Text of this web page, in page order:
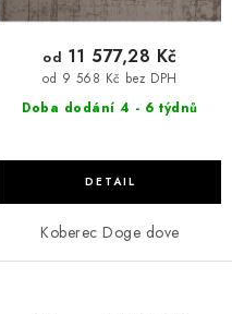
Doba dodání 4 - 6 týdnů
od 9 568 Kč bez DPH
od 11 577,28 Kč
Koberec Doge dove